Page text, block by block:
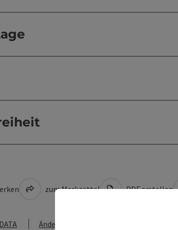
zum Merkzettel PDF erstellen
Änderung vorschlagen